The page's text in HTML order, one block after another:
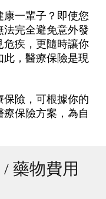
一輩子？即使您
完全避免意外發
危疾，更隨時讓你
此，醫療保險是現
險，可根據你的
保險方案，為自
藥物費用